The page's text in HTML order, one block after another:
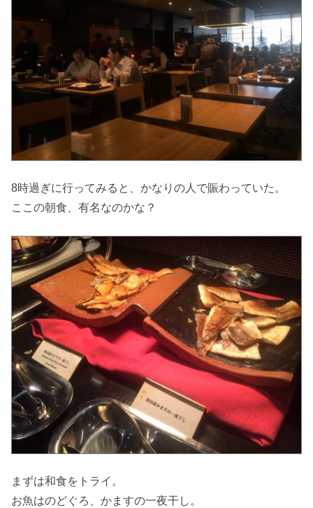
8時過ぎに行ってみると、かなりの人で賑わっていた。
ここの朝食、有名なのかな？
まずは和食をトライ。
お魚はのどぐろ、かますの一夜干し。